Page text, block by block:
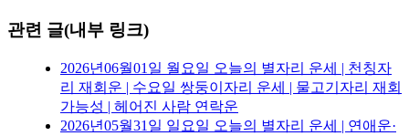
관련 글(내부 링크)
2026년06월01일 월요일 오늘의 별자리 운세 | 천칭자
리 재회운 | 수요일 쌍둥이자리 운세 | 물고기자리 재회
가능성 | 헤어진 사람 연락운
2026년05월31일 일요일 오늘의 별자리 운세 | 연애운·